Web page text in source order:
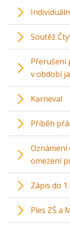
Soutěž
Přerušení
v období
Karneval
Příběh
omezení
Zápis do
Ples ZŠ a